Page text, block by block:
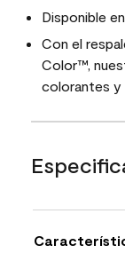
Disponible
Con el
Color™,
colorantes y